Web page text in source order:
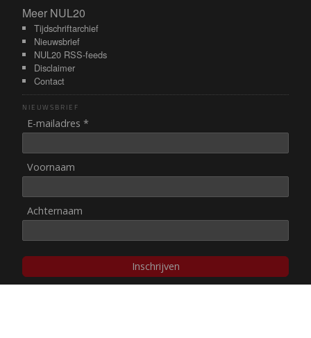
Meer NUL20
Meer NUL20
Tijdschriftarchief
Nieuwsbrief
NUL20 RSS-feeds
Disclaimer
Contact
NIEUWSBRIEF
E-mailadres *
Voornaam
Achternaam
Inschrijven